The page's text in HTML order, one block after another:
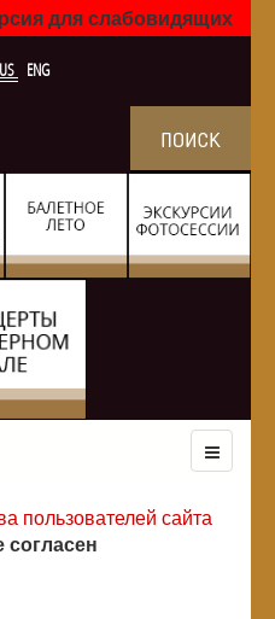
для слабовидящих
ENG
пользователей сайта
согласен